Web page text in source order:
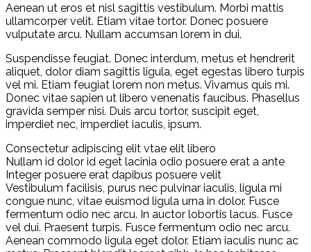
Aenean ut eros et nisl sagittis vestibulum. Morbi mattis
ullamcorper velit. Etiam vitae tortor. Donec posuere
vulputate arcu. Nullam accumsan lorem in dui.
Suspendisse feugiat. Donec interdum, metus et hendrerit
aliquet, dolor diam sagittis ligula, eget egestas libero turpis
vel mi. Etiam feugiat lorem non metus. Vivamus quis mi.
Donec vitae sapien ut libero venenatis faucibus. Phasellus
gravida semper nisi. Duis arcu tortor, suscipit eget,
imperdiet nec, imperdiet iaculis, ipsum.
Consectetur adipiscing elit vtae elit libero
Nullam id dolor id eget lacinia odio posuere erat a ante
Integer posuere erat dapibus posuere velit
Vestibulum facilisis, purus nec pulvinar iaculis, ligula mi
congue nunc, vitae euismod ligula urna in dolor. Fusce
fermentum odio nec arcu. In auctor lobortis lacus. Fusce
vel dui. Praesent turpis. Fusce fermentum odio nec arcu.
Aenean commodo ligula eget dolor. Etiam iaculis nunc ac